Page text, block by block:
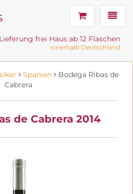
Lieferung frei Haus ab 12 Flaschen
innerhalb Deutschland
Spanien
Bodega Ribas de
Cabrera
de Cabrera 2014